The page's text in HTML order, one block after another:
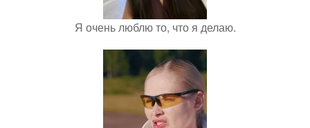
Я очень люблю то, что я делаю.